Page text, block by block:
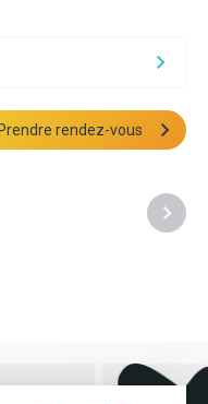
Prendre rendez-vous